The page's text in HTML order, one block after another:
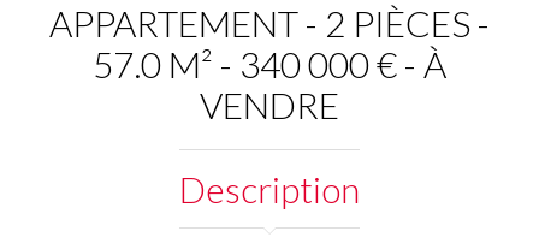
APPARTEMENT - 2 PIÈCES -
57.0 M² - 340 000 € - À
VENDRE
Description